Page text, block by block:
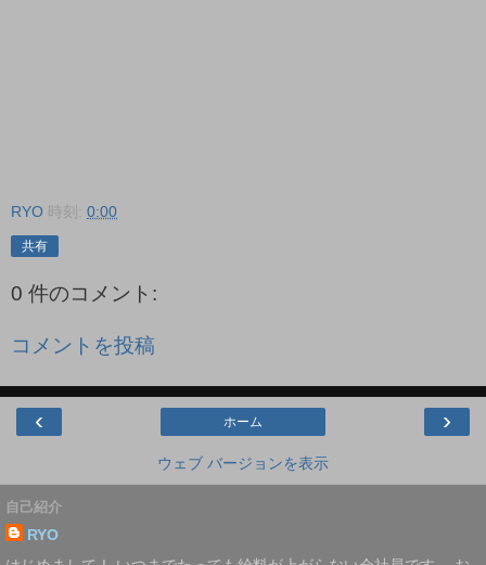
RYO 時刻: 0:00
共有
0 件のコメント:
コメントを投稿
‹ ›
ホーム
ウェブ バージョンを表示
自己紹介
RYO